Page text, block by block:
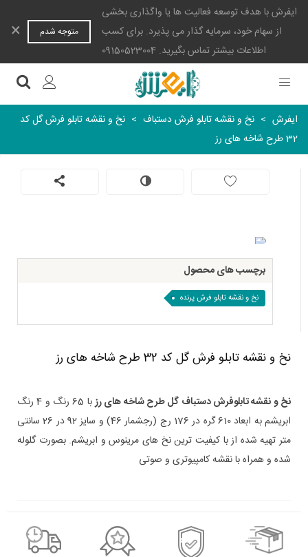
ایفرش با هدف توسعه فعالیت ها یا واگذاری بخشی
از سهام خود، سرمایه گذار می پذیرد. برای کسب
اطلاعات بیشتر تماس بگیرید. 09150523004
متوجه شدم ×
ایفرش > نخ و نقشه تابلو فرش دستباف > نخ و نقشه تابلو فرش گل کد
32 طرح شاخه های رز
برچسب های محصول
نخ و نقشه تابلو فرش پرنده
نخ و نقشه تابلو فرش گل کد 32 طرح شاخه های رز
نخ و نقشه تابلوفرش دستباف گل طرح شاخه های رز
با 65 رنگ و 4 رنگ
ابریشم به ابعاد 610 گره در 176 رج (رجشمار 46) و سایز 92 در 26 سانتی
متر تهیه شده از با کیفیت ترین نخ های مرینوس و ابریشم. بصورت گلوله
شده و همراه با نقشه کامپیوتری و صوتی